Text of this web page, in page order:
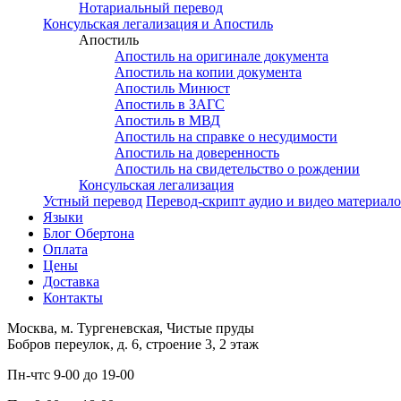
Нотариальный перевод
Консульская легализация и Апостиль
Апостиль
Апостиль на оригинале документа
Апостиль на копии документа
Апостиль Минюст
Апостиль в ЗАГС
Апостиль в МВД
Апостиль на справке о несудимости
Апостиль на доверенность
Апостиль на свидетельство о рождении
Консульская легализация
Устный перевод Перевод-скрипт аудио и видео
Языки
Блог Обертона
Оплата
Цены
Доставка
Контакты
Москва, м. Тургеневская, Чистые пруды
Бобров переулок, д. 6, строение 3, 2 этаж
Пн-чтс 9-00 до 19-00